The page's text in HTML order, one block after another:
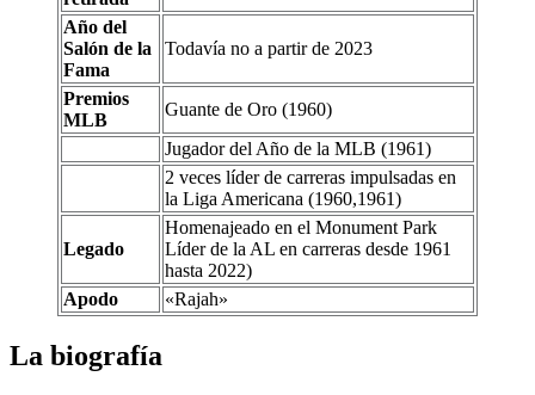
Año del
Salón de la
Fama
Todavía no a partir de 2023
Premios
MLB
Guante de Oro (1960)
Jugador del Año de la MLB (1961)
2 veces líder de carreras impulsadas en
la Liga Americana (1960,1961)
Legado
Homenajeado en el Monument Park
Líder de la AL en carreras desde 1961
hasta 2022)
Apodo
«Rajah»
La biografía